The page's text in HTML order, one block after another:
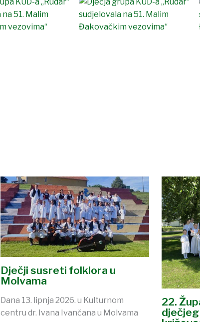
Dječji susreti folklora u
Molvama
Dana 13. lipnja 2026. u Kulturnom
centru dr. Ivana Ivančana u Molvama
22.